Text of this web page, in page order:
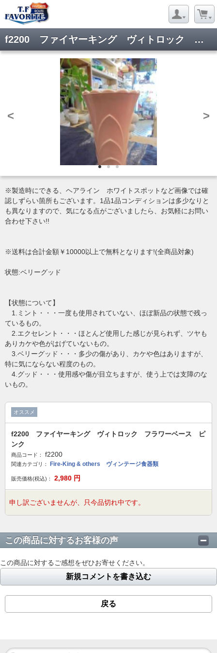
f2200 ファイヤーキング ヴィトロック フラワーベース ピンク
< >
※製造時にできる、ヘアライン ホワイトスポットなど画像では確
認しずらい箇所もございます。1品1品コンディションは多少なりと
も異なりますので、気になる点がございましたら、お気軽にお問い
合わせ下さい!!
※送料は合計金額￥10000以上で無料となります!(全商品対象)
状態:ベリーグッド
【状態について】
1.ミント・・・一度も使用されていない、ほぼ新品の状態で残っ
ているもの。
2.エクセレント・・・ほとんど使用した感じが見られず、ツヤも
ありカケや色がはげていないもの。
3.ベリーグッド・・・多少の傷があり、カケや色はありますが、
特に気にならない程度のもの。
4.グッド・・・使用感や傷が目立ちますが、使う上では支障のな
いもの。
オススメ
f2200 ファイヤーキング ヴィトロック フラワーベース ピ
ンク
商品コード： f2200
関連カテゴリ： Fire-King & others ヴィンテージ食器類
販売価格(税込)： 2,980 円
申し訳ございませんが、只今品切れ中です。
この商品に対するお客様の声
この商品に対するご感想をぜひお寄せください。
新規コメントを書き込む
戻る